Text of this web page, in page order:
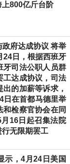
上800亿斤台阶
府达成协议 将举
24日，根据西班牙
牙司法公职人员群
工达成协议，司法
的加薪等诉求，
日在首都马德里举
检察官协会在同
16日起召集法院
无限期罢工
示，4月24日美国